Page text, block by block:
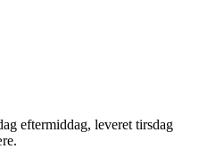
eftermiddag, leveret tirsdag